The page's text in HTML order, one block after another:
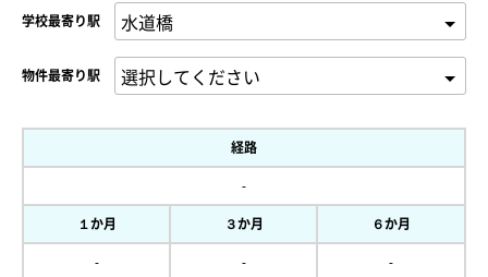
学校最寄り駅
物件最寄り駅
経路
-
１か月 ３か月 ６か月
- - -